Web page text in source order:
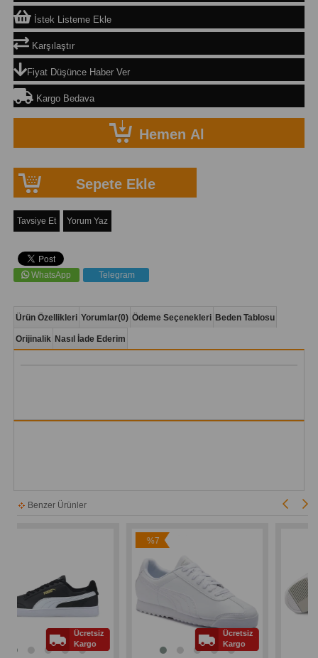
İstek Listeme Ekle
Karşılaştır
Fiyat Düşünce Haber Ver
Kargo Bedava
Tavsiye Et Yorum Yaz
WhatsApp Telegram
Ürün Özellikleri Yorumlar(0) Ödeme Seçenekleri Beden Tablosu
Orijinalik Nasıl İade Ederim
Benzer Ürünler
Ücretsiz
Kargo
Ücretsiz
Kargo